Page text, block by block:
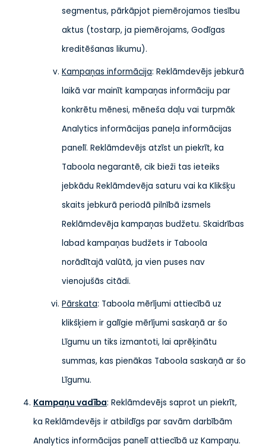
segmentus, pārkāpjot piemērojamos tiesību
aktus (tostarp, ja piemērojams, Godīgas
kreditēšanas likumu).
Kampaņas informācija: Reklāmdevējs jebkurā
laikā var mainīt kampaņas informāciju par
konkrētu mēnesi, mēneša daļu vai turpmāk
Analytics informācijas paneļa informācijas
panelī. Reklāmdevējs atzīst un piekrīt, ka
Taboola negarantē, cik bieži tas ieteiks
jebkādu Reklāmdevēja saturu vai ka Klikšķu
skaits jebkurā periodā pilnībā izsmels
Reklāmdevēja kampaņas budžetu. Skaidrības
labad kampaņas budžets ir Taboola
norādītajā valūtā, ja vien puses nav
vienojušās citādi.
Pārskata: Taboola mērījumi attiecībā uz
klikšķiem ir galīgie mērījumi saskaņā ar šo
Līgumu un tiks izmantoti, lai aprēķinātu
summas, kas pienākas Taboola saskaņā ar šo
Līgumu.
Kampaņu vadība: Reklāmdevējs saprot un piekrīt,
ka Reklāmdevējs ir atbildīgs par savām darbībām
Analytics informācijas panelī attiecībā uz Kampaņu.